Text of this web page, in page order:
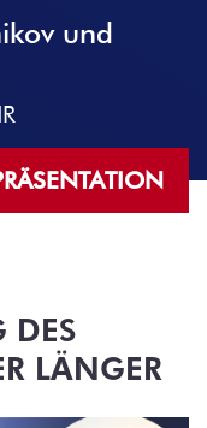
und
DES
LÄNGER